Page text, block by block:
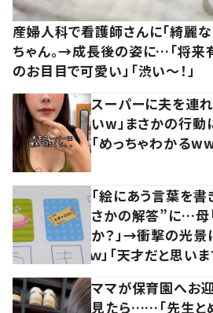
産婦人科で看護師さんに「綺麗
ちゃん。→成長後の姿に…「将来
のお目目で可愛い」「渋い～！」
スーパーに夫を連
いw」まさかの行動
「めっちゃわかる
「絵にあう言葉を
さかの解答”に…母
か？」→衝撃の光景
ｗ」「天才だと思いま
ママが保育園へお
見たら……「先生と